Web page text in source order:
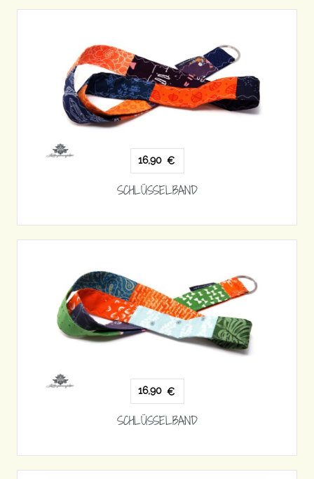
16,90 €
SCHLÜSSELBAND
16,90 €
SCHLÜSSELBAND